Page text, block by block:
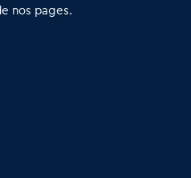
Petitscommerces : Un
nos pages.